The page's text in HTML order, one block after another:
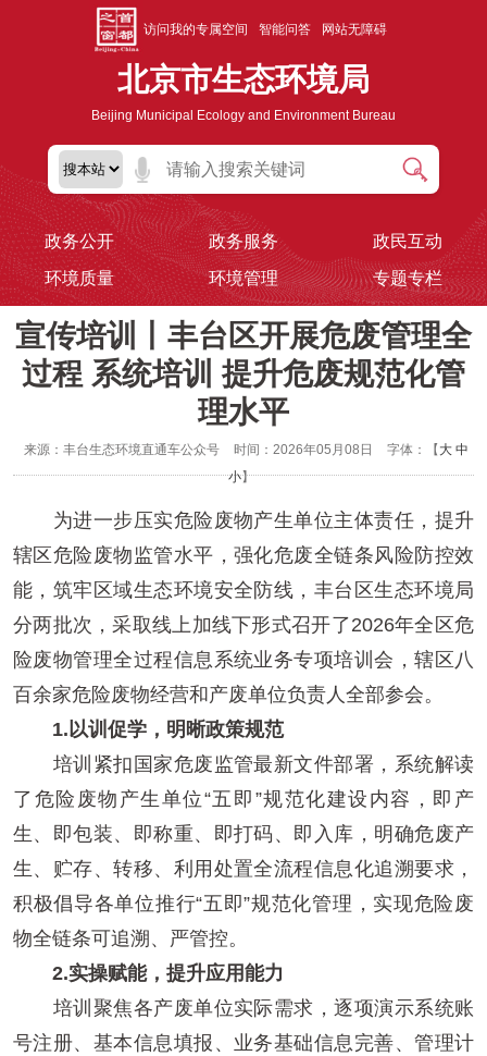
访问我的专属空间 智能问答 网站无障碍
北京市生态环境局
Beijing Municipal Ecology and Environment Bureau
政务公开 政务服务
政民互动
环境质量
环境管理 专题专栏
宣传培训丨丰台区开展危废管理全
过程 系统培训 提升危废规范化管
理水平
来源：丰台生态环境直通车公众号 时间：2026年05月08日 字体：【 大 中
小】
为进一步压实危险废物产生单位主体责任，提升
辖区危险废物监管水平，强化危废全链条风险防控效
能，筑牢区域生态环境安全防线，丰台区生态环境局
分两批次，采取线上加线下形式召开了2026年全区危
险废物管理全过程信息系统业务专项培训会，辖区八
百余家危险废物经营和产废单位负责人全部参会。
1.以训促学，明晰政策规范
培训紧扣国家危废监管最新文件部署，系统解读
了危险废物产生单位“五即”规范化建设内容，即产
生、即包装、即称重、即打码、即入库，明确危废产
生、贮存、转移、利用处置全流程信息化追溯要求，
积极倡导各单位推行“五即”规范化管理，实现危险废
物全链条可追溯、严管控。
2.实操赋能，提升应用能力
培训聚焦各产废单位实际需求，逐项演示系统账
号注册、基本信息填报、业务基础信息完善、管理计